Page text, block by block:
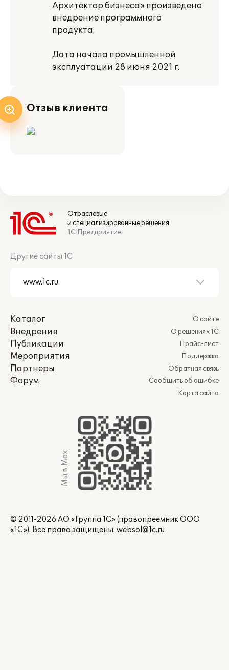
Архитектор бизнеса» произведено
внедрение программного
продукта.
Дата начала промышленной
эксплуатации 28 июня 2021 г.
Отзыв клиента
Отраслевые
и специализированные решения
1С:Предприятие
Другие сайты 1С
Каталог
Внедрения
Публикации
Мероприятия
Партнеры
Форум
О сайте
О решениях 1С
Прайс-лист
Поддержка
Обратная связь
Сообщить об ошибке
Карта сайта
Мы в Max
© 2011-2026 АО «Группа 1С» (правопреемник ООО
«1С»). Все права защищены. websol@1c.ru